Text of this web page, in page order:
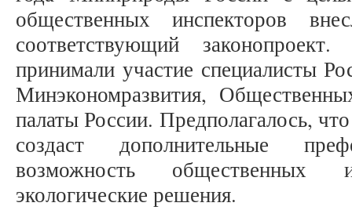
общественных инспекторов
соответствующий
принимали участие специалисты
Минэкономразвития,
палаты России. Предполагалось,
создаст дополнительные
возможность общественных
экологические решения.